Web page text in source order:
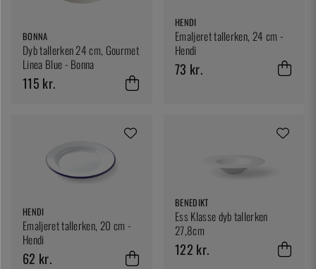
BONNA
Dyb tallerken 24 cm, Gourmet
Linea Blue - Bonna
115 kr.
HENDI
Emaljeret tallerken, 24 cm -
Hendi
73 kr.
HENDI
Emaljeret tallerken, 20 cm -
Hendi
62 kr.
BENEDIKT
Ess Klasse dyb tallerken
27,8cm
122 kr.